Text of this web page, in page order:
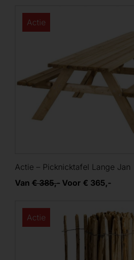
Actie
Actie – Picknicktafel Lange Jan
Van € 385,- Voor € 365,-
Actie